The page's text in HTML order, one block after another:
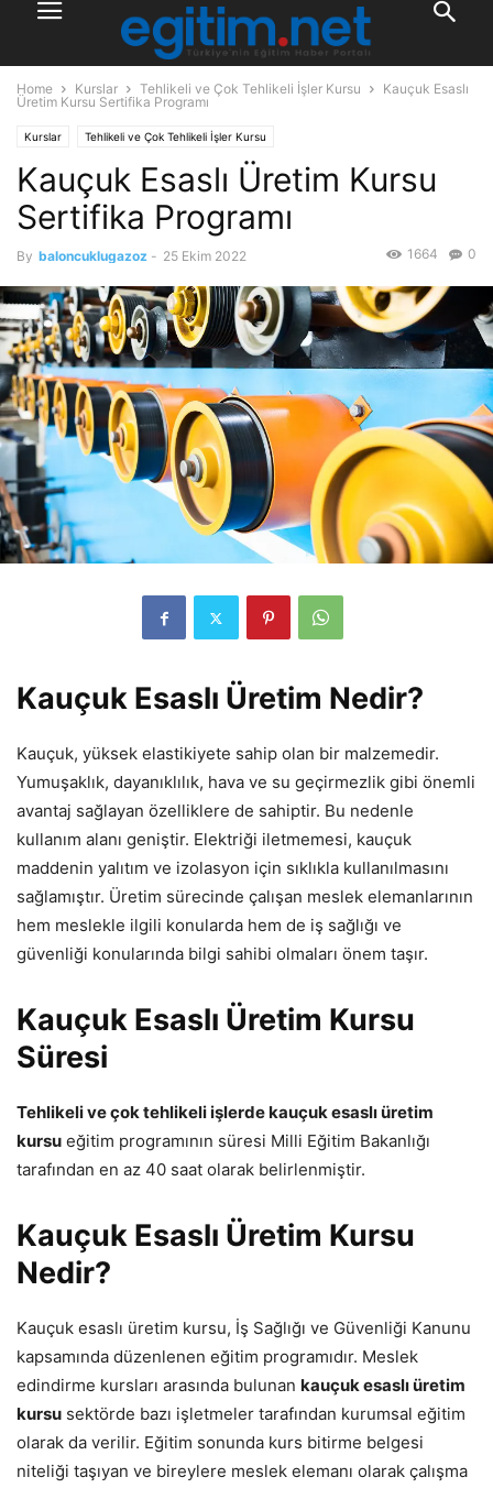
Home Kurslar Tehlikeli ve Çok Tehlikeli İşler Kursu
Kauçuk Esaslı
Üretim Kursu Sertifika Programı
Kurslar Tehlikeli ve Çok Tehlikeli İşler Kursu
Kauçuk Esaslı Üretim Kursu
Sertifika Programı
By baloncuklugazoz - 25 Ekim 2022 0
1664
Kauçuk Esaslı Üretim Nedir?
Kauçuk, yüksek elastikiyete sahip olan bir malzemedir.
Yumuşaklık, dayanıklılık, hava ve su geçirmezlik gibi önemli
avantaj sağlayan özelliklere de sahiptir. Bu nedenle
kullanım alanı geniştir. Elektriği iletmemesi, kauçuk
maddenin yalıtım ve izolasyon için sıklıkla kullanılmasını
sağlamıştır. Üretim sürecinde çalışan meslek elemanlarının
hem meslekle ilgili konularda hem de iş sağlığı ve
güvenliği konularında bilgi sahibi olmaları önem taşır.
Kauçuk Esaslı Üretim Kursu
Süresi
Tehlikeli ve çok tehlikeli işlerde kauçuk esaslı üretim
kursu eğitim programının süresi Milli Eğitim Bakanlığı
tarafından en az 40 saat olarak belirlenmiştir.
Kauçuk Esaslı Üretim Kursu
Nedir?
Kauçuk esaslı üretim kursu, İş Sağlığı ve Güvenliği Kanunu
kapsamında düzenlenen eğitim programıdır. Meslek
edindirme kursları arasında bulunan kauçuk esaslı üretim
kursu sektörde bazı işletmeler tarafından kurumsal eğitim
olarak da verilir. Eğitim sonunda kurs bitirme belgesi
niteliği taşıyan ve bireylere meslek elemanı olarak çalışma